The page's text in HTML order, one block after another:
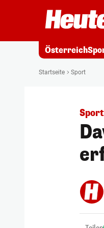
Österreich
Startseite Sport
Sport